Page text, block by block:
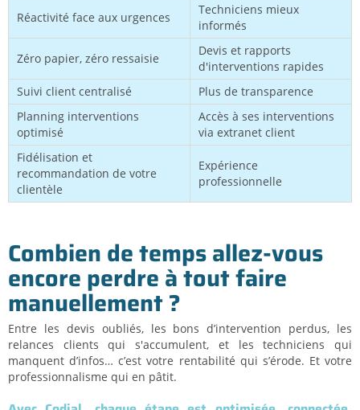
Réactivité face aux urgences
Techniciens mieux
informés
Zéro papier, zéro ressaisie
Devis et rapports
d'interventions rapides
Suivi client centralisé
Plus de transparence
Planning interventions
optimisé
Accès à ses interventions
via extranet client
Fidélisation et
recommandation de votre
clientèle
Expérience
professionnelle
Combien de temps allez-vous
encore perdre à tout faire
manuellement ?
Entre les devis oubliés, les bons d’intervention perdus, les
relances clients qui s'accumulent, et les techniciens qui
manquent d’infos… c’est votre rentabilité qui s’érode. Et votre
professionnalisme qui en pâtit.